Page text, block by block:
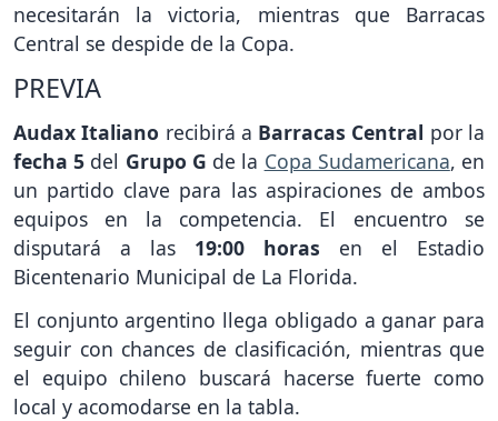
necesitarán la victoria, mientras que Barracas
Central se despide de la Copa.
PREVIA
Audax Italiano recibirá a Barracas Central por la
fecha 5 del Grupo G de la Copa Sudamericana, en
un partido clave para las aspiraciones de ambos
equipos en la competencia. El encuentro se
disputará a las 19:00 horas en el Estadio
Bicentenario Municipal de La Florida.
El conjunto argentino llega obligado a ganar para
seguir con chances de clasificación, mientras que
el equipo chileno buscará hacerse fuerte como
local y acomodarse en la tabla.